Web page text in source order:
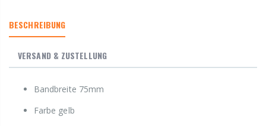
BESCHREIBUNG
VERSAND & ZUSTELLUNG
Bandbreite 75mm
Farbe gelb